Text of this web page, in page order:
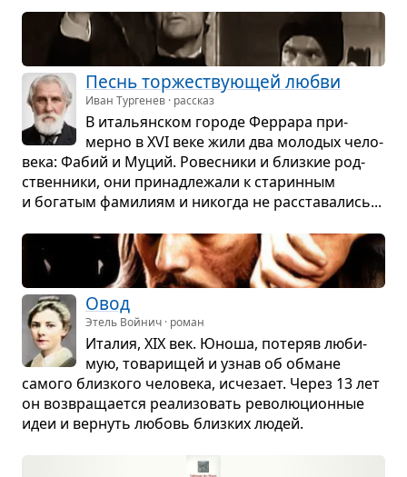
Песнь тор­же­ству­ю­щей любви
Иван Тургенев · рассказ
В ита­льян­ском городе Фер­рара при­
мерно в XVI веке жили два моло­дых чело­
века: Фабий и Муций. Ровес­ники и близ­кие род­
ствен­ники, они при­над­ле­жали к ста­рин­ным
и бога­тым фами­лиям и нико­гда не рас­ста­ва­лись...
Овод
Этель Войнич · роман
Ита­лия, ХІХ век. Юноша, поте­ряв люби­
мую, това­ри­щей и узнав об обмане
самого близ­кого чело­века, исче­зает. Через 13 лет
он воз­вра­ща­ется реа­ли­зо­вать рево­лю­ци­он­ные
идеи и вер­нуть любовь близ­ких людей.